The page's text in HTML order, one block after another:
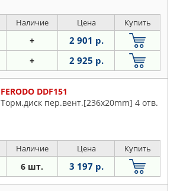
Наличие Цена Купить
+ 2 901 р.
+ 2 925 р.
FERODO DDF151
Торм.диск пер.вент.[236x20mm] 4 отв.
Наличие Цена Купить
6 шт. 3 197 р.